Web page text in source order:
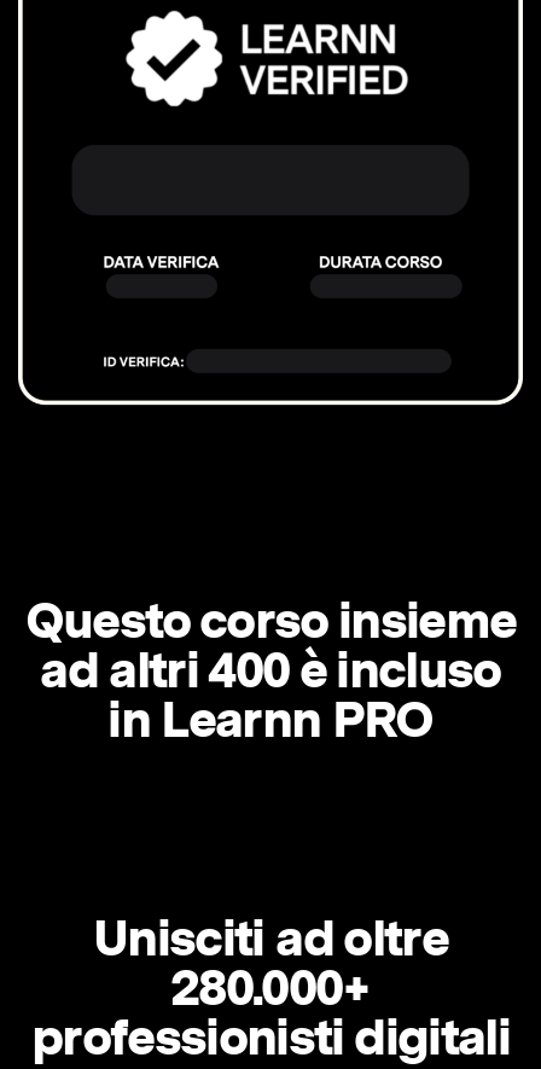
Questo corso insieme
ad altri 400 è incluso
in Learnn PRO
Unisciti ad oltre
280.000+
professionisti digitali